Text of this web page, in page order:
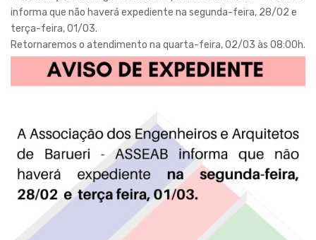
informa que não haverá expediente na segunda-feira, 28/02 e
terça-feira, 01/03.
Retornaremos o atendimento na quarta-feira, 02/03 às 08:00h.